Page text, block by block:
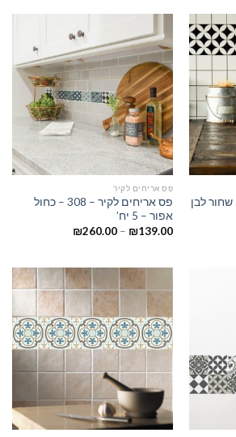
לקיר – 132 – שחור לבן
פס אריחים לקיר
פס אריחים לקיר – 308 – כחול
אפור – 5 יח’
₪139.00
–
₪260.00